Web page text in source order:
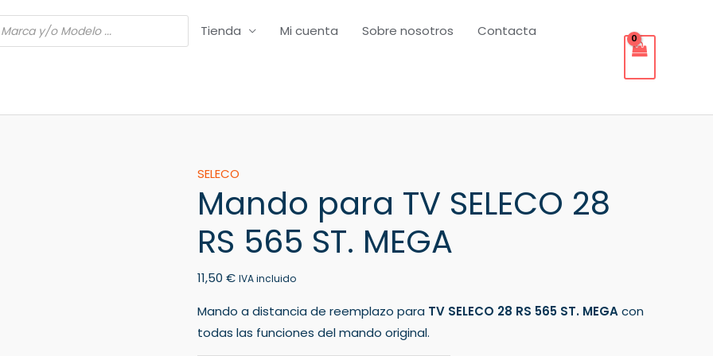
Tienda Mi cuenta Sobre nosotros Contacta
SELECO
Mando para TV SELECO 28
RS 565 ST. MEGA
11,50 € IVA incluido
Mando a distancia de reemplazo para TV SELECO 28 RS 565 ST. MEGAcon
todas las funciones del mando original.
Mando
para
TV
SELECO
RS